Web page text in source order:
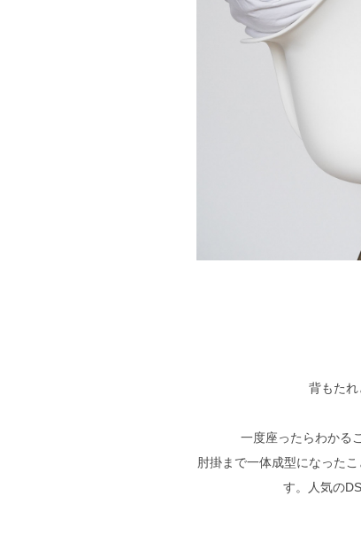
背もたれ
一度座ったらわかる
肘掛まで一体成型になった
す。人気の